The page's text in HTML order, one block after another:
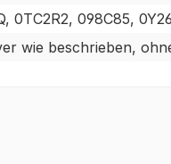
0TC2R2, 098C85,
wie beschrieben,